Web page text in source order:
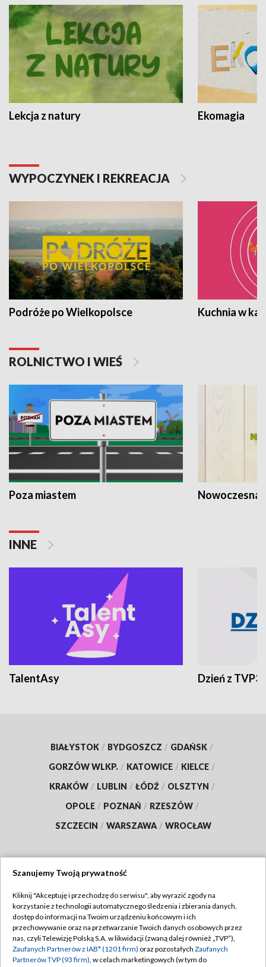
Lekcja z natury Ekomagia
WYPOCZYNEK I REKREACJA
Podróże po Wielkopolsce Kuchnia w
ROLNICTWO I WIEŚ
Poza miastem Nowoczesna
INNE
TalentAsy Dzień z TVP3
BIAŁYSTOK / BYDGOSZCZ / GDAŃSK /
GORZÓW WLKP. / KATOWICE / KIELCE /
KRAKÓW / LUBLIN / ŁÓDŹ / OLSZTYN /
OPOLE / POZNAŃ / RZESZÓW /
SZCZECIN / WARSZAWA / WROCŁAW
TVP
Abonament TVP
Emisja w TVP
Regulamin TVP
Polityka prywatności
Szanujemy Twoją prywatność
Kliknij "Akceptuję i przechodzę do serwisu", aby wyrazić zgody na
korzystanie z technologii automatycznego śledzenia i zbierania danych,
dostęp do informacji na Twoim urządzeniu końcowym i ich
przechowywanie oraz na przetwarzanie Twoich danych osobowych przez
nas, czyli Telewizję Polską S.A. w likwidacji (zwaną dalej również „TVP”),
Zaufanych Partnerów z IAB* (1201 firm) oraz pozostałych Zaufanych
Partnerów TVP (93 firm), w celach marketingowych (w tym do